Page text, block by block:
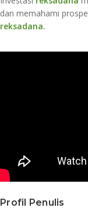
dan memahami
reksadana.
Profil Penulis